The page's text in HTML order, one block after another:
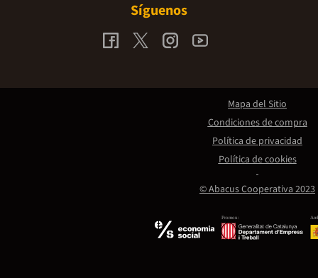
Síguenos
Promou:
© Abacus Cooperativa 2023
Mapa del Sitio
Condiciones de compra
Política de privacidad
Política de cookies